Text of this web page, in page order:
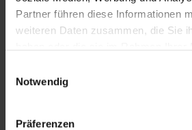
Partner führen diese Informationen
weiteren Daten zusammen, die Sie
Notwendig
Präferenzen